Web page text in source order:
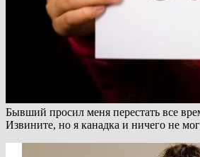
Бывший просил меня перестать все
Извините, но я канадка и ничего не